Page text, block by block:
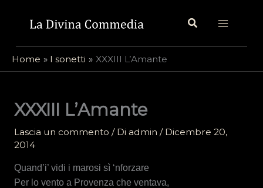
Cerca
Home I sonetti XXXIII L’Amante
XXXIII L’Amante
Lascia un commento / Di admin / Dicembre 20,
2014
Quand’i’ vidi i marosi sì ‘nforzare
Per lo vento a Provenza che ventava,